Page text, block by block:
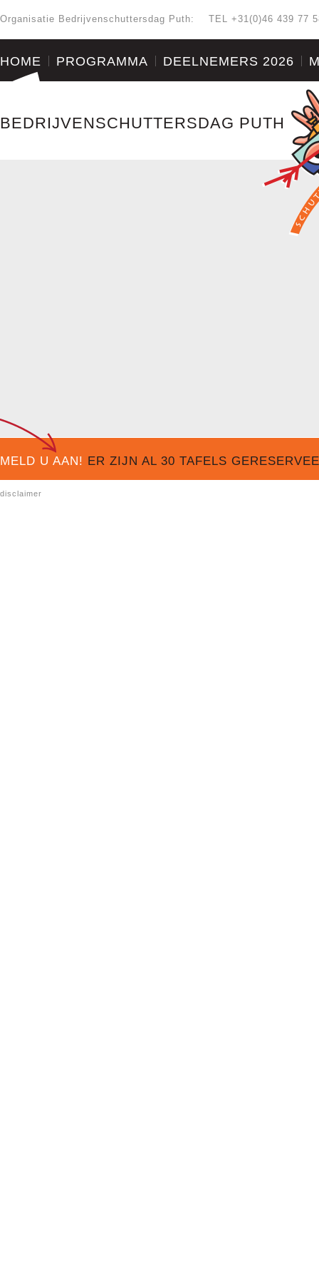
Organisatie Bedrijvenschuttersdag Puth: TEL +31(0)46 439 77
HOME PROGRAMMA DEELNEMERS 2026
BEDRIJVENSCHUTTERSDAG PUTH
MELD U AAN! ER ZIJN AL 30 TAFELS
disclaimer